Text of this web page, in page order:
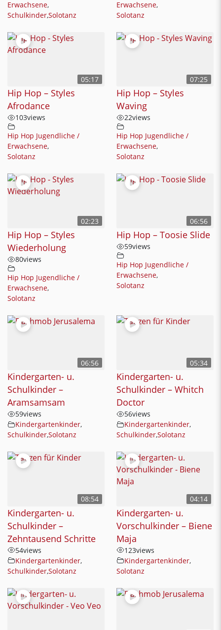
Erwachsene,
Schulkinder,Solotanz
Erwachsene,
Solotanz
05:17
Hip Hop – Styles
Afrodance
103views
Hip Hop Jugendliche /
Erwachsene,
Solotanz
07:25
Hip Hop – Styles
Waving
22views
Hip Hop Jugendliche /
Erwachsene,
Solotanz
02:23
Hip Hop – Styles
Wiederholung
80views
Hip Hop Jugendliche /
Erwachsene,
Solotanz
06:56
Hip Hop – Toosie Slide
59views
Hip Hop Jugendliche /
Erwachsene,
Solotanz
06:56
Kindergarten- u.
Schulkinder –
Aramsamsam
59views
Kindergartenkinder,
Schulkinder,Solotanz
05:34
Kindergarten- u.
Schulkinder – Whitch
Doctor
56views
Kindergartenkinder,
Schulkinder,Solotanz
08:54
Kindergarten- u.
Schulkinder –
Zehntausend Schritte
54views
Kindergartenkinder,
Schulkinder,Solotanz
04:14
Kindergarten- u.
Vorschulkinder – Biene
Maja
123views
Kindergartenkinder,
Solotanz